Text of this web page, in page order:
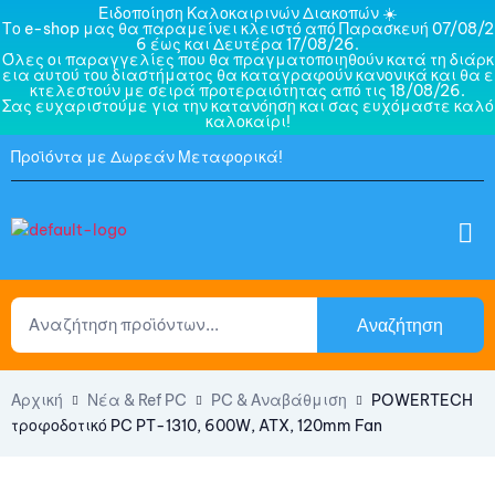
Ειδοποίηση Καλοκαιρινών Διακοπών ☀️
Το e-shop μας θα παραμείνει κλειστό από Παρασκευή 07/08/2
6 έως και Δευτέρα 17/08/26.
Όλες οι παραγγελίες που θα πραγματοποιηθούν κατά τη διάρκ
εια αυτού του διαστήματος θα καταγραφούν κανονικά και θα ε
κτελεστούν με σειρά προτεραιότητας από τις 18/08/26.
Σας ευχαριστούμε για την κατανόηση και σας ευχόμαστε καλό
καλοκαίρι!
Προϊόντα με Δωρεάν Μεταφορικά!
Αναζήτηση
Αρχική Νέα & Ref PC PC & Αναβάθμιση
POWERTECH
τροφοδοτικό PC PT-1310, 600W, ATX, 120mm Fan